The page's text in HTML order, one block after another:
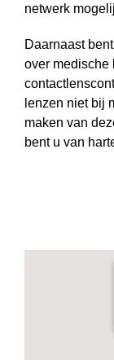
netwerk
Daarnaast
over medische
lenzen niet bij
maken van
bent u van